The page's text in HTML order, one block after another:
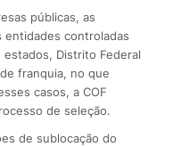
públicas, as
entidades controladas
Distrito Federal
franquia, no que
casos, a COF
de seleção.
de sublocação do